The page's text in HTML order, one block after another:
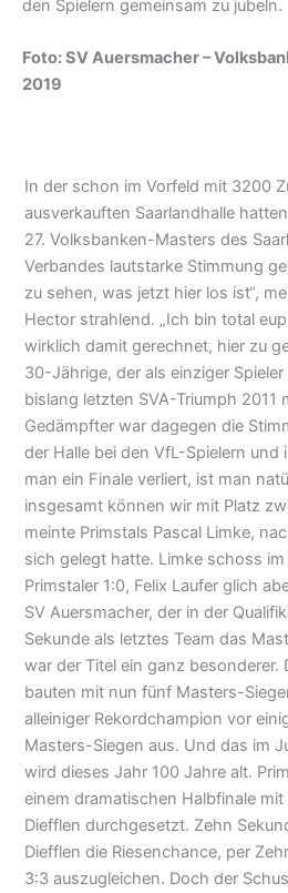
den Spielern gemeinsam zu jubeln.
Foto: SV Auersmacher –
2019
In der schon im Vorfeld mit 3200
ausverkauften Saarlandhalle
27. Volksbanken-Masters des
Verbandes lautstarke Stimmung
zu sehen, was jetzt hier los ist“,
Hector strahlend. „Ich bin total
wirklich damit gerechnet, hier zu
30-Jährige, der als einziger
bislang letzten SVA-Triumph 2011
Gedämpfter war dagegen die
der Halle bei den VfL-Spielern und
man ein Finale verliert, ist man
insgesamt können wir mit Platz
meinte Primstals Pascal Limke,
sich gelegt hatte. Limke schoss
Primstaler 1:0, Felix Laufer glich
SV Auersmacher, der in der
Sekunde als letztes Team das
war der Titel ein ganz besonderer.
bauten mit nun fünf Masters-
alleiniger Rekordchampion vor
Masters-Siegen aus. Und das im
wird dieses Jahr 100 Jahre alt.
einem dramatischen Halbfinale
Diefflen durchgesetzt. Zehn
Diefflen die Riesenchance, per
3:3 auszugleichen. Doch der